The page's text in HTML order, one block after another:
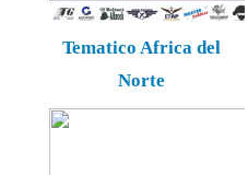
Tematico Africa del
Norte